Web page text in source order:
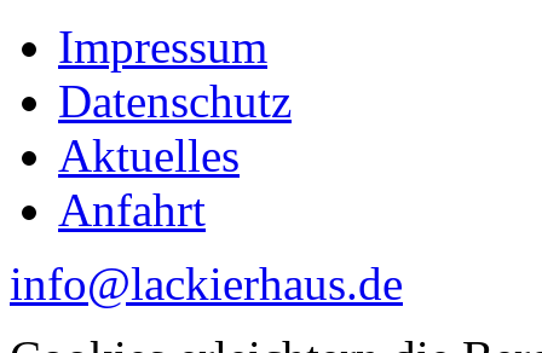
Impressum
Datenschutz
Aktuelles
Anfahrt
info@lackierhaus.de